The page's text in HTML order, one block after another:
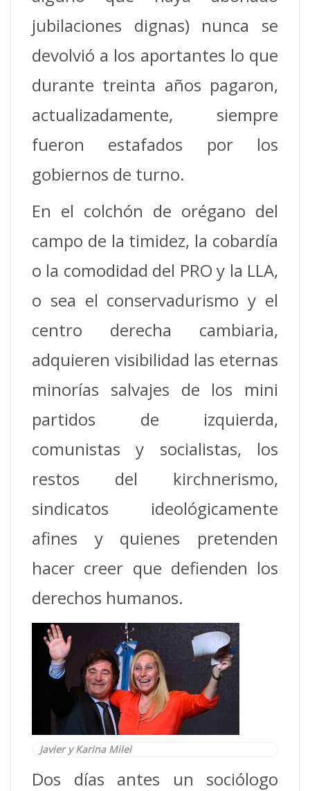
jubilaciones dignas) nunca se
devolvió a los aportantes lo que
durante treinta años pagaron,
actualizadamente, siempre
fueron estafados por los
gobiernos de turno.
En el colchón de orégano del
campo de la timidez, la cobardía
o la comodidad del PRO y la LLA,
o sea el conservadurismo y el
centro derecha cambiaria,
adquieren visibilidad las eternas
minorías salvajes de los mini
partidos de izquierda,
comunistas y socialistas, los
restos del kirchnerismo,
sindicatos ideológicamente
afines y quienes pretenden
hacer creer que defienden los
derechos humanos.
Javier y Karina Milei
Dos días antes un sociólogo